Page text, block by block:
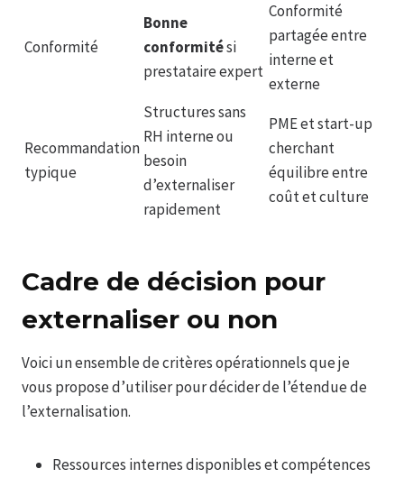
Conformité
Bonne
conformitési
prestataire expert
Conformité
partagée entre
interne et
externe
Recommandation
typique
Structures sans
RH interne ou
besoin
d’externaliser
rapidement
PME et start-up
cherchant
équilibre entre
coût et culture
Cadre de décision pour
externaliser ou non
Voici un ensemble de critères opérationnels que je
vous propose d’utiliser pour décider de l’étendue de
l’externalisation.
Ressources internes disponibles et compétences